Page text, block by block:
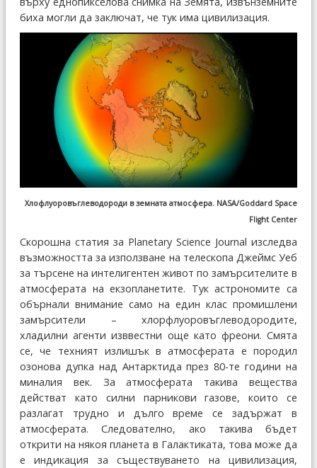
биха могли да заключат, че тук има цивилизация.
Хлофлуоровъглеводороди в земната атмосфера. NASA/Goddard Space
Flight Center
Скорошна статия за Planetary Science Journal изследва
възможността за използване на телескопа Джеймс Уеб
за търсене на интелигентен живот по замърсителите в
атмосферата на екзопланетите. Тук астрономите са
обърнали внимание само на един клас промишлени
замърсители – хлорфлуоровъглеводородите,
хладилни агенти изввестни още като фреони. Смята
се, че техният излишък в атмосферата е породил
озонова дупка над Антарктида през 80-те години на
миналия век. За атмосферата такива вещества
действат като силни парникови газове, които се
разлагат трудно и дълго време се задържат в
атмосферата. Следователно, ако такива бъдет
открити на някоя планета в Галактиката, това може да
е индикация за съществуването на цивилизация,